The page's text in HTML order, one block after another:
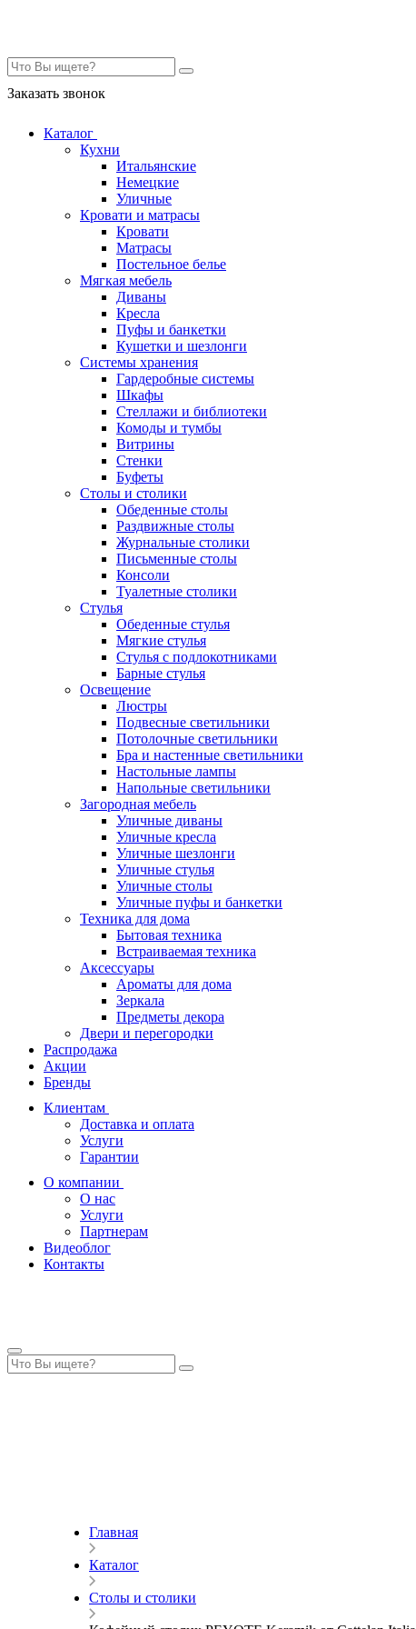
Заказать звонок
Каталог
Кухни
Итальянские
Немецкие
Уличные
Кровати и матрасы
Кровати
Матрасы
Постельное белье
Мягкая мебель
Диваны
Кресла
Пуфы и банкетки
Кушетки и шезлонги
Системы хранения
Гардеробные системы
Шкафы
Стеллажи и библиотеки
Комоды и тумбы
Витрины
Стенки
Буфеты
Столы и столики
Обеденные столы
Раздвижные столы
Журнальные столики
Письменные столы
Консоли
Туалетные столики
Стулья
Обеденные стулья
Мягкие стулья
Стулья с подлокотниками
Барные стулья
Освещение
Люстры
Подвесные светильники
Потолочные светильники
Бра и настенные светильники
Настольные лампы
Напольные светильники
Загородная мебель
Уличные диваны
Уличные кресла
Уличные шезлонги
Уличные стулья
Уличные столы
Уличные пуфы и банкетки
Техника для дома
Бытовая техника
Встраиваемая техника
Аксессуары
Ароматы для дома
Зеркала
Предметы декора
Двери и перегородки
Распродажа
Акции
Бренды
Клиентам
Доставка и оплата
Услуги
Гарантии
О компании
О нас
Услуги
Партнерам
Видеоблог
Контакты
Главная
Каталог
Столы и столики